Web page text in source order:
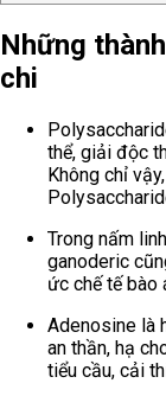
Những
chi
thể, giải độc
Không chỉ
Trong nấm
ganoderic
ức chế tế bào
Adenosine là
an thần, hạ
tiểu cầu, cải